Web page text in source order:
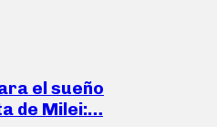
el sueño
de Milei:…